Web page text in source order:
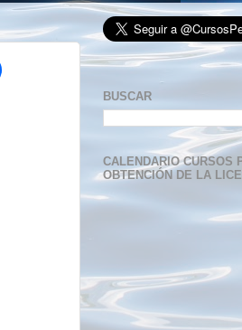
BUSCAR
CALENDARIO CURSOS
OBTENCIÓN DE LA